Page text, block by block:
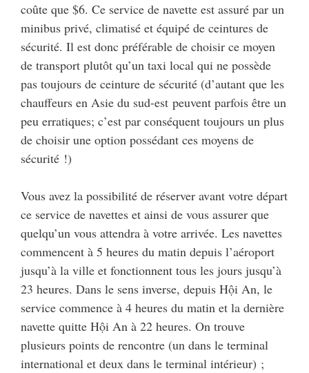
coûte que $6. Ce service de navette est assuré par un
minibus privé, climatisé et équipé de ceintures de
sécurité. Il est donc préférable de choisir ce moyen
de transport plutôt qu’un taxi local qui ne possède
pas toujours de ceinture de sécurité (d’autant que les
chauffeurs en Asie du sud-est peuvent parfois être un
peu erratiques; c’est par conséquent toujours un plus
de choisir une option possédant ces moyens de
sécurité !)
Vous avez la possibilité de réserver avant votre départ
ce service de navettes et ainsi de vous assurer que
quelqu’un vous attendra à votre arrivée. Les navettes
commencent à 5 heures du matin depuis l’aéroport
jusqu’à la ville et fonctionnent tous les jours jusqu’à
23 heures. Dans le sens inverse, depuis Hội An, le
service commence à 4 heures du matin et la dernière
navette quitte Hội An à 22 heures. On trouve
plusieurs points de rencontre (un dans le terminal
international et deux dans le terminal intérieur) ;